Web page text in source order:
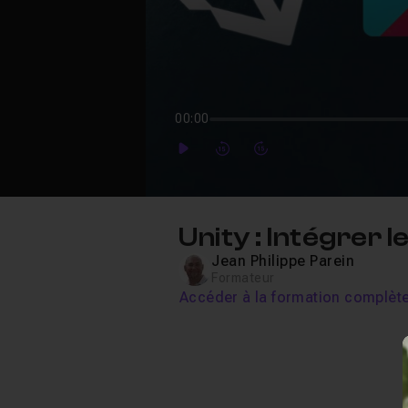
00:00
PlayForwardForward
Unity : Intégrer
Jean Philippe Parein
Accéder à la formation